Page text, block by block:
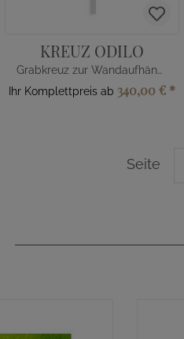
KREUZ ODILO
Grabkreuz zur Wandaufhängung
Ihr Komplettpreis ab 340,00 € *
Seite